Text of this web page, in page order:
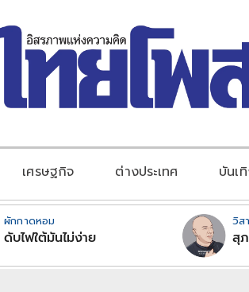
เศรษฐกิจ ต่างประเทศ บันเ
ผักกาดหอม
ดับไฟใต้มันไม่ง่าย
วิส
สุ